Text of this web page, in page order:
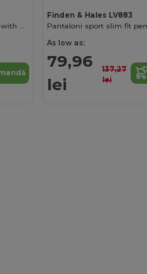
Cozy Kids' Fleece Jogger Pants with Pockets
Finden & Hales LV883
As low as:
79,96
lei
137,27
lei